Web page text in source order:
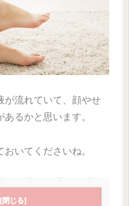
が流れていて、顔やせ
るかと思います。
いてくださいね。